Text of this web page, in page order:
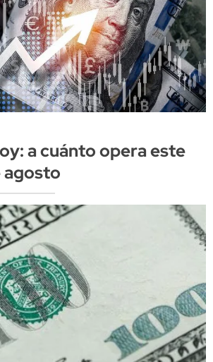
a cuánto opera este
agosto